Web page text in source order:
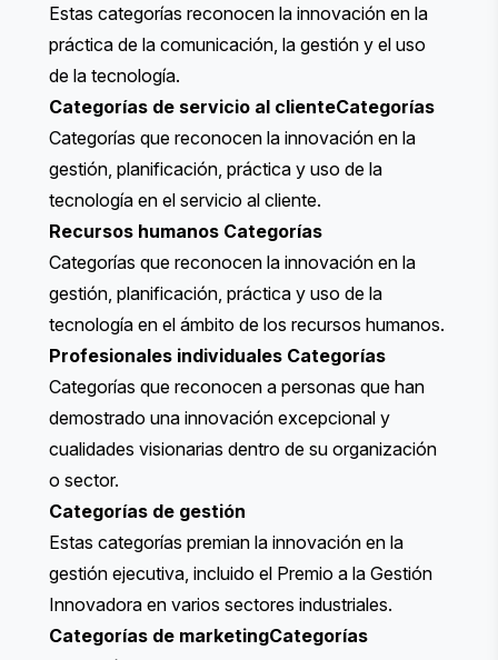
Estas categorías reconocen la innovación en la
práctica de la comunicación, la gestión y el uso
de la tecnología.
Categorías de servicio al clienteCategorías
Categorías que reconocen la innovación en la
gestión, planificación, práctica y uso de la
tecnología en el servicio al cliente.
Recursos humanos Categorías
Categorías que reconocen la innovación en la
gestión, planificación, práctica y uso de la
tecnología en el ámbito de los recursos humanos.
Profesionales individuales Categorías
Categorías que reconocen a personas que han
demostrado una innovación excepcional y
cualidades visionarias dentro de su organización
o sector.
Categorías de gestión
Estas categorías premian la innovación en la
gestión ejecutiva, incluido el Premio a la Gestión
Innovadora en varios sectores industriales.
Categorías de marketingCategorías